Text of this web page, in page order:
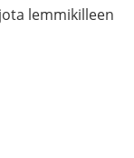
lemmikilleen